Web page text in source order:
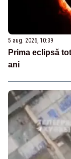
5 aug. 2026, 10:39
Prima eclipsă
ani